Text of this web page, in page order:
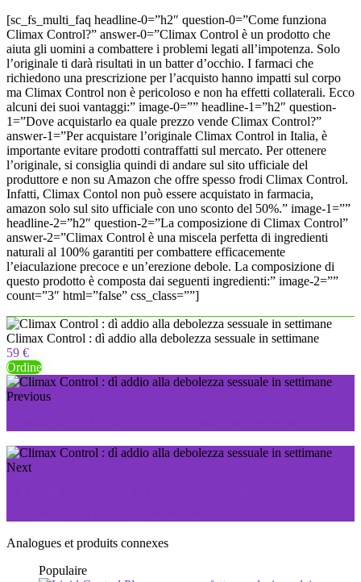
[sc_fs_multi_faq headline-0=”h2″ question-0=”Come funziona
Climax Control?” answer-0=”Climax Control è un prodotto che
aiuta gli uomini a combattere i problemi legati all’impotenza. Solo
l’originale ti darà risultati in un batter d’occhio. I farmaci che
richiedono una prescrizione per l’acquisto hanno impatti sul corpo
ma Climax Control non è pericoloso e non ha effetti collaterali. Ecco
alcuni dei suoi vantaggi:” image-0=”” headline-1=”h2″ question-
1=”Dove acquistarlo ea quale prezzo vende Climax Control?”
answer-1=”Per acquistare l’originale Climax Control in Italia, è
importante evitare prodotti contraffatti sul mercato. Per ottenere
l’originale, si consiglia quindi di andare sul sito ufficiale del
produttore e non su Amazon che offre spesso frodi Climax Control.
Infatti, Climax Contol non può essere acquistato in farmacia,
amazon solo sul sito ufficiale con uno sconto del 50%.” image-1=””
headline-2=”h2″ question-2=”La composizione di Climax Control”
answer-2=”Climax Control è una miscela perfetta di ingredienti
naturali al 100% garantiti per combattere efficacemente
l’eiaculazione precoce e un’erezione debole. La composizione di
questo prodotto è composta dai seguenti ingredienti:” image-2=””
count=”3″ html=”false” css_class=””]
Climax Control : dì addio alla debolezza sessuale in settimane
59 €
Ordine
Previous
Next
Analogues et produits connexes
Populaire